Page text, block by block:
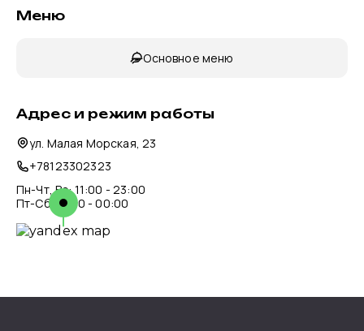
Меню
Основное меню
Адрес и режим работы
ул. Малая Морская, 23
+78123302323
Пн-Чт, Вс: 11:00 - 23:00
Пт-Сб: 11:00 - 00:00